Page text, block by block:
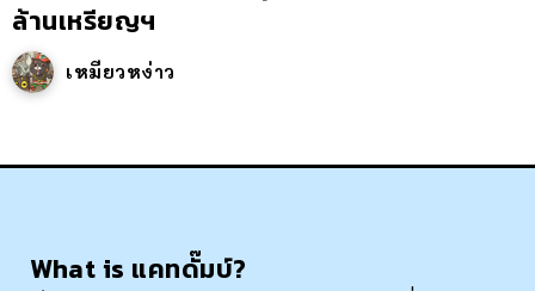
ล้านเหรียญฯ
เหมียวหง่าว
What is แคทดั๊มบ์?